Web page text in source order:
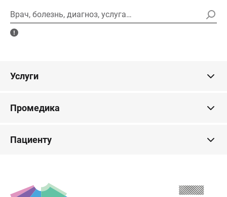
Врач, болезнь, диагноз, услуга…
Услуги
Промедика
Пациенту